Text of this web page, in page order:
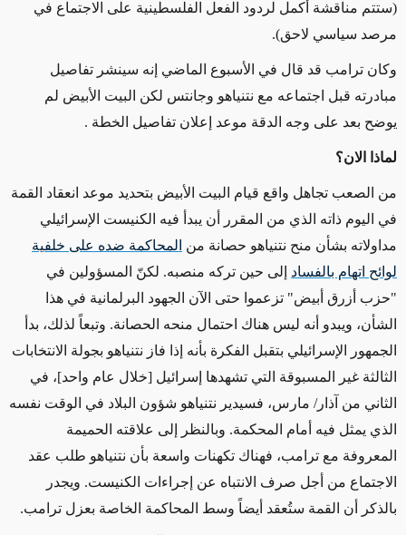
(ستتم مناقشة أكمل لردود الفعل الفلسطينية على الاجتماع في
مرصد سياسي لاحق).
وكان ترامب قد قال في الأسبوع الماضي إنه سينشر تفاصيل
مبادرته قبل اجتماعه مع نتنياهو وجانتس لكن البيت الأبيض لم
يوضح بعد على وجه الدقة موعد إعلان تفاصيل الخطة .
لماذا الان؟
من الصعب تجاهل واقع قيام البيت الأبيض بتحديد موعد انعقاد القمة
في اليوم ذاته الذي من المقرر أن يبدأ فيه الكنيست الإسرائيلي
مداولاته بشأن منح نتنياهو حصانة من المحاكمة ضده على خلفية
لوائح اتهام بالفساد إلى حين تركه منصبه. لكنّ المسؤولين في
"حزب أزرق أبيض" تزعموا حتى الآن الجهود البرلمانية في هذا
الشأن، ويبدو أنه ليس هناك احتمال منحه الحصانة. وتبعاً لذلك، بدأ
الجمهور الإسرائيلي بتقبل الفكرة بأنه إذا فاز نتنياهو بجولة الانتخابات
الثالثة غير المسبوقة التي تشهدها إسرائيل [خلال عام واحد]، في
الثاني من آذار/ مارس، فسيدير نتنياهو شؤون البلاد في الوقت نفسه
الذي يمثل فيه أمام المحكمة. وبالنظر إلى علاقته الحميمة
المعروفة مع ترامب، فهناك تكهنات واسعة بأن نتنياهو طلب عقد
الاجتماع من أجل صرف الانتباه عن إجراءات الكنيست. ويجدر
بالذكر أن القمة ستُعقد أيضاً وسط المحاكمة الخاصة بعزل ترامب.